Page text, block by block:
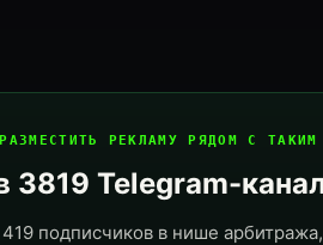
РАЗМЕСТИТЬ РЕКЛАМУ РЯДОМ С ТАКИМ
3819 Telegram-
подписчиков в нише